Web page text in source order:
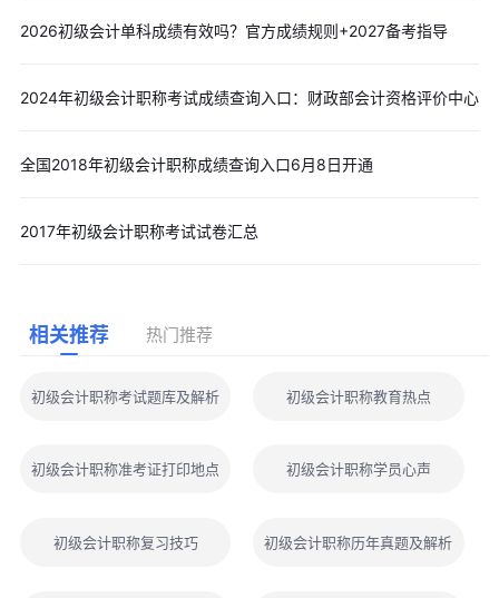
2026初级会计单科成绩有效吗？官方成绩规则+2027备考指导
2024年初级会计职称考试成绩查询入口：财政部会计资格评价中心
全国2018年初级会计职称成绩查询入口6月8日开通
2017年初级会计职称考试试卷汇总
相关推荐 热门推荐
初级会计职称考试题库及解析 初级会计职称教育热点
初级会计职称准考证打印地点 初级会计职称学员心声
初级会计职称复习技巧 初级会计职称历年真题及解析